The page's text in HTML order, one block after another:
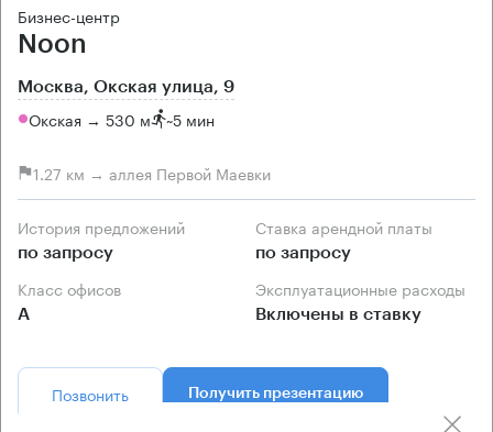
Бизнес-центр
Noon
Москва, Окская улица, 9
Окская → 530 м ~5 мин
1.27 км → аллея Первой Маевки
История предложений
по запросу
Ставка арендной платы
по запросу
Класс офисов
А
Эксплуатационные расходы
Включены в ставку
Позвонить Получить презентацию